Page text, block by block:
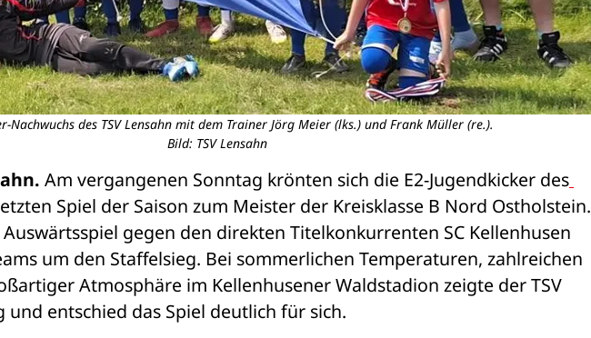
Nachwuchs des TSV Lensahn mit dem Trainer Jörg Meier (lks.) und Frank Müller (re.).
Bild: TSV Lensahn
Am vergangenen Sonntag krönten sich die E2-Jugendkicker des
Spiel der Saison zum Meister der Kreisklasse B Nord Ostholstein.
gegen den direkten Titelkonkurrenten SC Kellenhusen
um den Staffelsieg. Bei sommerlichen Temperaturen, zahlreichen
Atmosphäre im Kellenhusener Waldstadion zeigte der TSV
und entschied das Spiel deutlich für sich.